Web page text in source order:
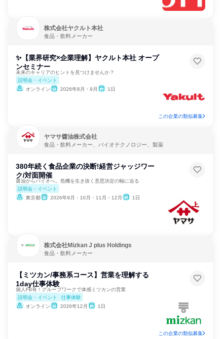
株式会社ヤクルト本社
食品・飲料メーカー
✨【業界研究×企業理解】ヤクルト本社 オープ
ンセミナー
未来のキャリアのヒントを見つけませんか？
説明会・イベント
オンライン
2026年8月・9月 1日
この企業の類似募集
ヤマサ醬油株式会社
食品・飲料メーカー、バイオテクノロジー、製薬
380年続く食品企業の決断!経営ジャッジワー
ク/対面開催
醤油からバイオへ。危機を生き抜く意思決定の軸に迫る
説明会・イベント
東京都
2026年9月・10月・11月・12月 1日
株式会社Mizkan J plus Holdings
食品・飲料メーカー
【ミツカン/事務系コース】営業を理解する
1day仕事体験
個人FB有！グループワークで体感ミツカンの営業
説明会・イベント
仕事体験
オンライン
2026年12月 1日
この企業の類似募集